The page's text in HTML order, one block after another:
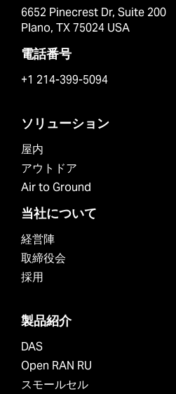
6652 Pinecrest Dr, Suite 200
Plano, TX 75024 USA
電話番号
+1 214-399-5094
ソリューション
屋内
アウトドア
Air to Ground
当社について
経営陣
取締役会
採用
製品紹介
DAS
Open RAN RU
スモールセル